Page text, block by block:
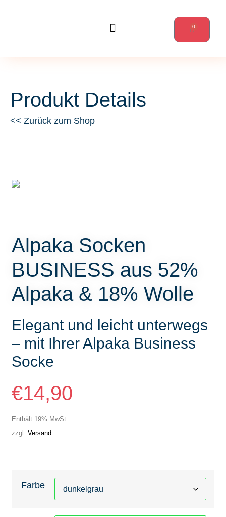
0
Produkt Details
<< Zurück zum Shop
Alpaka Socken
BUSINESS aus 52%
Alpaka & 18% Wolle
Elegant und leicht unterwegs
– mit Ihrer Alpaka Business
Socke
€14,90
Enthält 19% MwSt.
zzgl.Versand
Farbe